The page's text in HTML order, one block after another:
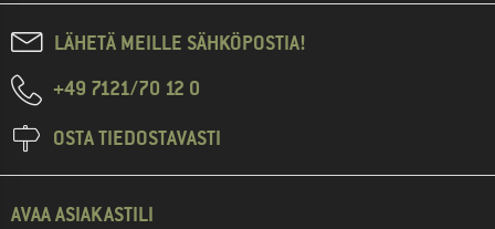
LÄHETÄ MEILLE SÄHKÖPOSTIA!
+49 7121/70 12 0
OSTA TIEDOSTAVASTI
AVAA ASIAKASTILI